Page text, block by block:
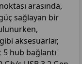
arasında,
sağlayan bir
aksesuarlar,
hub bağlantı